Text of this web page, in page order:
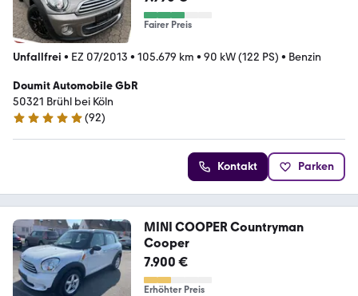
Fairer Preis
Unfallfrei • EZ 07/2013 • 105.679 km • 90 kW (122 PS) • Benzin
Doumit Automobile GbR
50321 Brühl bei Köln
5 Sterne
(92)
Kontakt Parken
MINI COOPER Countryman
Cooper
7.900 €
Erhöhter Preis